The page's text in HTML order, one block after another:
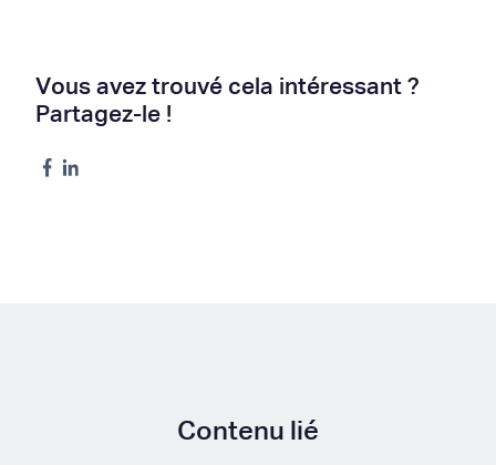
Vous avez trouvé cela intéressant ?
Partagez-le !
Contenu lié